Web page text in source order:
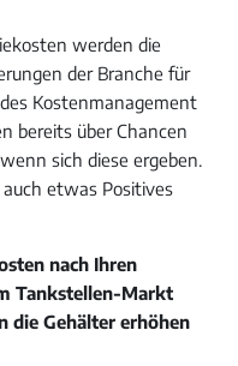
werden die
der Branche für
Kostenmanagement
bereits über Chancen
sich diese ergeben.
etwas Positives
nach Ihren
Tankstellen-Markt
die Gehälter erhöhen